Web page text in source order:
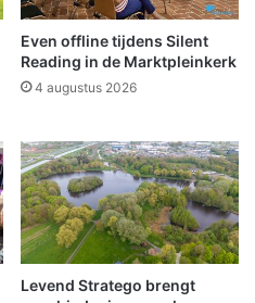
Even offline tijdens Silent
Reading in de Marktpleinkerk
4 augustus 2026
Levend Stratego brengt